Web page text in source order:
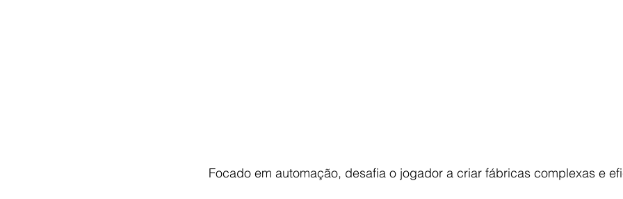
Focado em automação, desafia o jogador a criar fábricas complexas e